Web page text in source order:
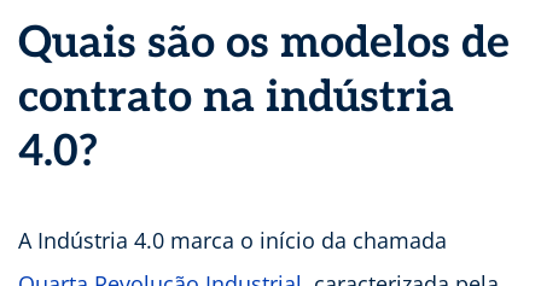
Quais são os modelos de
contrato na indústria
4.0?
A Indústria 4.0 marca o início da chamada